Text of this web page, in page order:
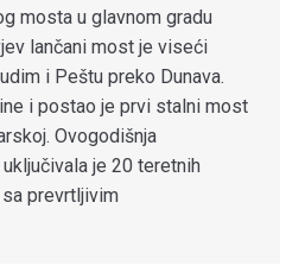
mosta u glavnom gradu
lančani most je viseći
i Peštu preko Dunava.
i postao je prvi stalni most
Ovogodišnja
je 20 teretnih
prevrtljivim